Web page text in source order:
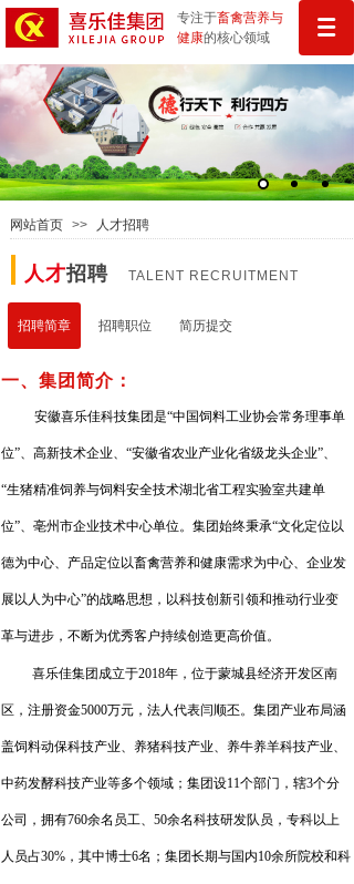
专注于畜禽营养与
健康的核心领域
网站首页 >> 人才招聘
人才招聘 TALENT RECRUITMENT
招聘简章
招聘简章 招聘职位 简历提交
一、集团简介：
安徽喜乐佳科技集团是“中国饲料工业协会常务理事单
位”、 高新技术企业、“安徽省农业产业化省级龙头企业”、
“生猪精准饲养与饲料安全技术湖北省工程实验室共建单
位”、亳州市企业技术中心单位。集团始终秉承“文化定位以
德为中心、产品定位以畜禽营养和健康需求为中心、企业发
展以人为中心”的战略思想，以科技创新引领和推动行业变
革与进步，不断为优秀客户持续创造更高价值。
喜乐佳集团成立于2018年， 位于蒙城县经济开发区南
区，注册资金5000万元，法人代表闫顺丕。 集团产业布局涵
盖饲料动保科技产业、养猪科技产业、养牛养羊科技产业、
中药发酵科技产业等多个领域； 集团设11个部门，辖3个分
公司， 拥有760余名员工、50余名科技研发队员， 专科以上
人员占30%，其中博士6名 ；集团长期与国内10余所院校和科